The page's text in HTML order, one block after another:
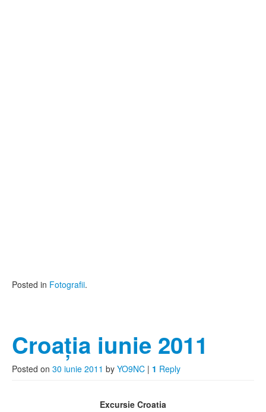
Posted in Fotografii.
Croaţia iunie 2011
Posted on 30 iunie 2011 by YO9NC | 1 Reply
Excursie Croatia